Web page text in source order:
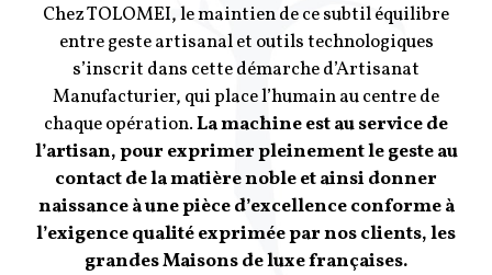
Chez TOLOMEI, le maintien de ce subtil équilibre
entre geste artisanal et outils technologiques
s’inscrit dans cette démarche d’Artisanat
Manufacturier, qui place l’humain au centre de
chaque opération.La machine est au service de
l’artisan, pour exprimer pleinement le geste au
contact de la matière noble et ainsi donner
naissance à une pièce d’excellence conforme à
l’exigence qualité exprimée par nos clients, les
grandes Maisons de luxe françaises.